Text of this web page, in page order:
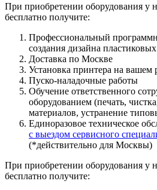
При приобретении оборудования у
бесплатно получите:
Профессиональный
создания дизайна
Доставка по Москве
Установка принтера на вашем
Пуско-наладочные работы
Обучение ответственного
оборудованием (печать,
материалов, устранение
Единоразовое техническое
с выездом сервисного
(*действительно для Москвы)
При приобретении оборудования у
бесплатно получите: